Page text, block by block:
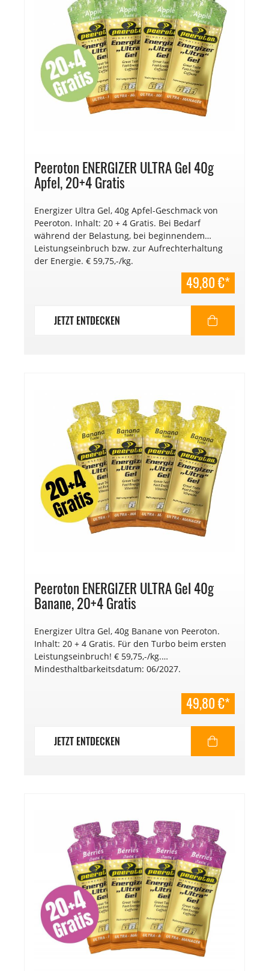
Peeroton ENERGIZER ULTRA Gel 40g
Apfel, 20+4 Gratis
Energizer Ultra Gel, 40g Apfel-Geschmack von
Peeroton. Inhalt: 20 + 4 Gratis. Bei Bedarf
während der Belastung, bei beginnendem
Leistungseinbruch bzw. zur Aufrechterhaltung
der Energie. € 59,75,-/kg.
49,80 €*
JETZT ENTDECKEN
Peeroton ENERGIZER ULTRA Gel 40g
Banane, 20+4 Gratis
Energizer Ultra Gel, 40g Banane von Peeroton.
Inhalt: 20 + 4 Gratis. Für den Turbo beim ersten
Leistungseinbruch! € 59,75,-/kg.
Mindesthaltbarkeitsdatum: 06/2027.
49,80 €*
JETZT ENTDECKEN